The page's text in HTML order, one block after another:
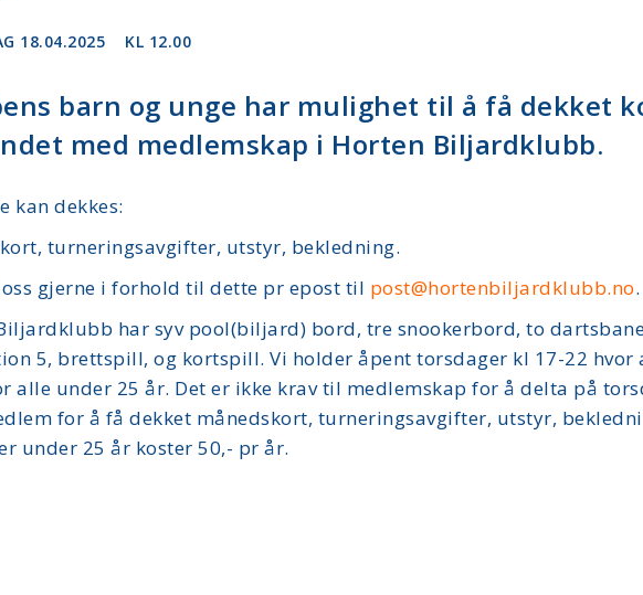
18.04.2025 KL 12.00
barn og unge har mulighet til å få dekket
med medlemskap i Horten Biljardklubb.
kan dekkes:
turneringsavgifter, utstyr, bekledning.
gjerne i forhold til dette pr epost til post@hortenbiljardklubb.no.
har syv pool(biljard) bord, tre snookerbord, to
5, brettspill, og kortspill. Vi holder åpent torsdager kl 17-22 hvor
alle under 25 år. Det er ikke krav til medlemskap for å delta på
for å få dekket månedskort, turneringsavgifter, utstyr,
under 25 år koster 50,- pr år.